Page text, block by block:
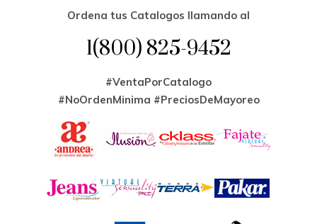
Ordena tus Catalogos llamando al
1(800) 825-9452
#VentaPorCatalogo
#NoOrdenMinima #PreciosDeMayoreo